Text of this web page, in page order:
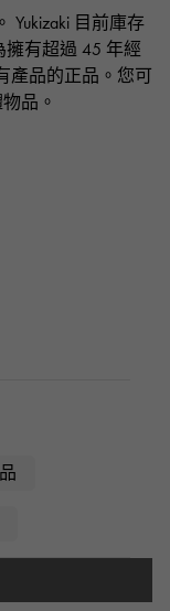
麗
HEUER
（Tag Heuer）
ALPHA
認證二手車
Yukizaki 目前庫存
擁有超過 45 年經
產品的正品。您可
品。